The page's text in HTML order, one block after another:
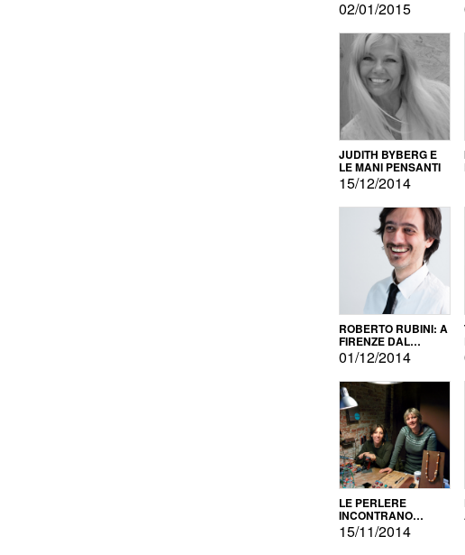
PER AMORE
02/01/2015
JUDITH BYBERG E
LE MANI PENSANTI
15/12/2014
ROBERTO RUBINI: A
FIRENZE DAL
PRODOTTO ALLA
PROMOZIONE
01/12/2014
LE PERLERE
INCONTRANO
L'AUTOPRODUZIONE
15/11/2014